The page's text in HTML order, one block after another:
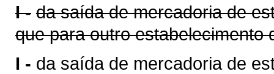
I - da saída de mercadoria de
que para outro estabelecimento
I - da saída de mercadoria de